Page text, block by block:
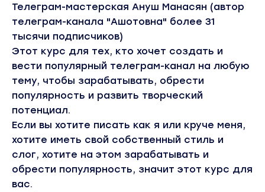
Телеграм-мастерская Ануш Манасян (автор
телеграм-канала "Ашотовна" более 31
тысячи подписчиков)
Этот курс для тех, кто хочет создать и
вести популярный телеграм-канал на любую
тему, чтобы зарабатывать, обрести
популярность и развить творческий
потенциал.
Если вы хотите писать как я или круче меня,
хотите иметь свой собственный стиль и
слог, хотите на этом зарабатывать и
обрести популярность, значит этот курс для
вас.